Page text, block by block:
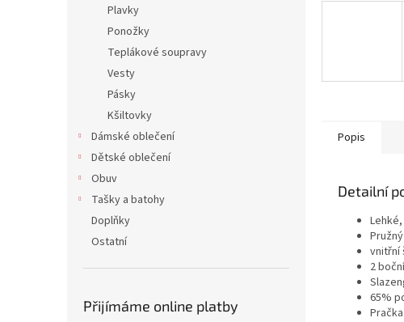
Plavky
Ponožky
Teplákové soupravy
Vesty
Pásky
Kšiltovky
Dámské oblečení
Dětské oblečení
Obuv
Tašky a batohy
Doplňky
Ostatní
Přijímáme online platby
Popis
Detailní
vnitřní
2
65%